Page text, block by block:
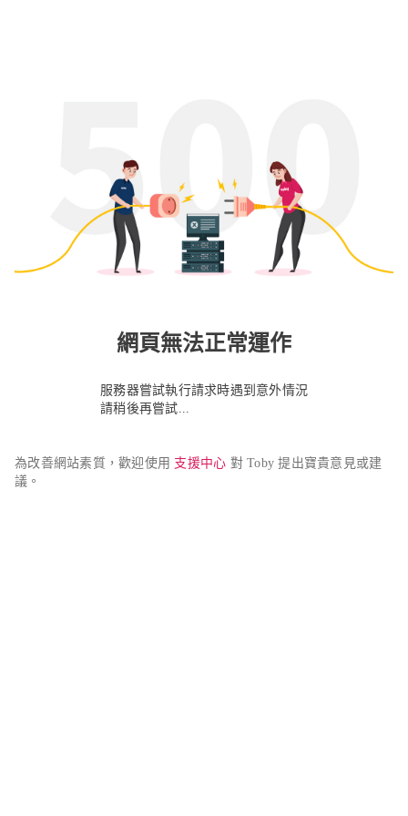
網頁無法正常運作
服務器嘗試執行請求時遇到意外情況
請稍後再嘗試...
為改善網站素質，歡迎使用 支援中心 對 Toby 提出寶貴意見或建
議。